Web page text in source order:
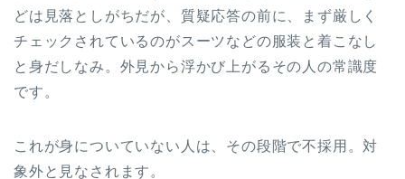
どは見落としがちだが、質疑応答の前に、まず厳しく
チェックされているのがスーツなどの服装と着こなし
と身だしなみ。外見から浮かび上がるその人の常識度
です。
これが身についていない人は、その段階で不採用。対
象外と見なされます。